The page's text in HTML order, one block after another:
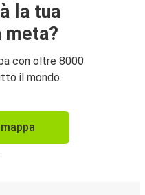
la tua
meta?
con oltre 8000
il mondo.